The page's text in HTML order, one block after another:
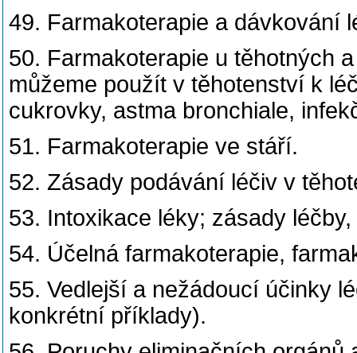
49. Farmakoterapie a dávkování
50. Farmakoterapie u těhotných
můžeme použít v těhotenství k
cukrovky, astma bronchiale,
51. Farmakoterapie ve stáří.
52. Zásady podávání léčiv v
53. Intoxikace léky; zásady
54. Účelná farmakoterapie,
55. Vedlejší a nežádoucí účinky
konkrétní příklady).